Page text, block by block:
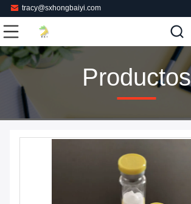
tracy@sxhongbaiyi.com
Productos